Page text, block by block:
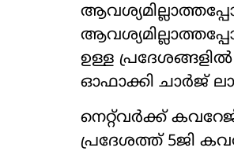
ഉള്ള
ഓഫാക്കി ചാര്‍ജ്
നെറ്റ്‌വര്‍ക്ക്
പ്രദേശത്ത് 5ജി